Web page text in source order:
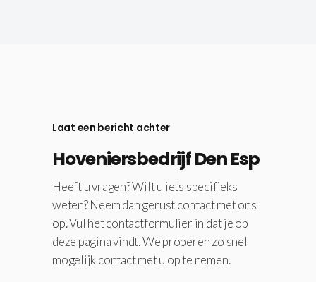
Laat een bericht achter
Hoveniersbedrijf Den Esp
Heeft u vragen? Wilt u iets specifieks
weten? Neem dan gerust contact met ons
op. Vul het contactformulier in dat je op
deze pagina vindt. We proberen zo snel
mogelijk contact met u op te nemen.